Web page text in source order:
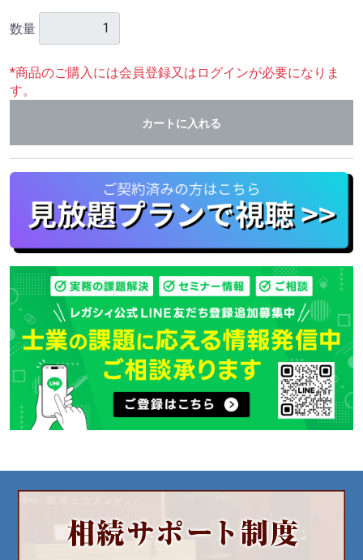
数量
*商品のご購入には会員登録又はログインが必要になりま
す。
カートに入れる